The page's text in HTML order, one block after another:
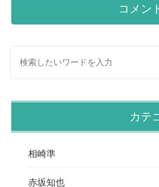
カテ
相崎準
赤坂知也